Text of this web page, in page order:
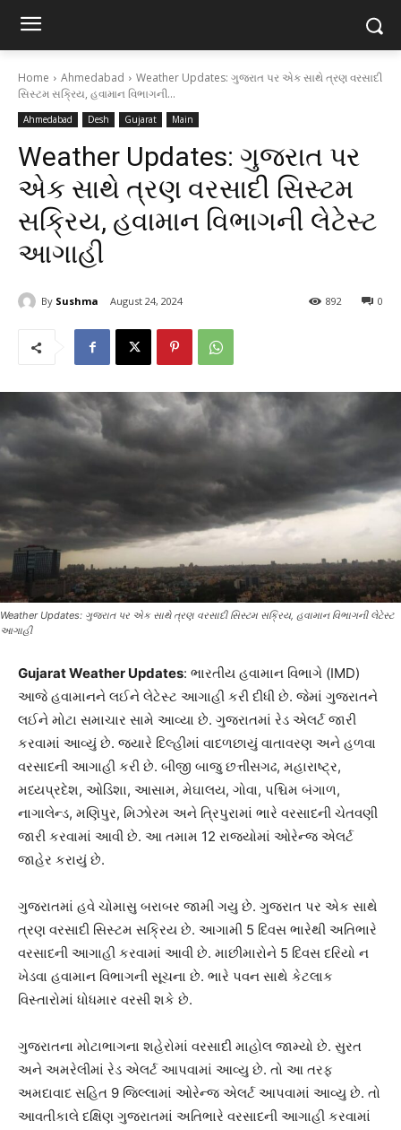
Home Ahmedabad
Weather Updates: ગુજરાત પર એક સાથે ત્રણ વરસાદી
સિસ્ટમ સક્રિય, હવામાન વિભાગની...
Ahmedabad Desh Gujarat Main
Weather Updates: ગુજરાત પર
એક સાથે ત્રણ વરસાદી સિસ્ટમ
સક્રિય, હવામાન વિભાગની લેટેસ્ટ
આગાહી
By Sushma August 24, 2024 0
892
Weather Updates: ગુજરાત પર એક સાથે ત્રણ વરસાદી સિસ્ટમ સક્રિય, હવામાન વિભાગની લેટેસ્ટ
આગાહી
Gujarat Weather Updates: ભારતીય હવામાન વિભાગે (IMD)
આજે હવામાનને લઈને લેટેસ્ટ આગાહી કરી દીધી છે. જેમાં ગુજરાતને
લઈને મોટા સમાચાર સામે આવ્યા છે. ગુજરાતમાં રેડ એલર્ટ જારી
કરવામાં આવ્યું છે. જ્યારે દિલ્હીમાં વાદળછાયું વાતાવરણ અને હળવા
વરસાદની આગાહી કરી છે. બીજી બાજુ છત્તીસગઢ, મહારાષ્ટ્ર,
મધ્યપ્રદેશ, ઓડિશા, આસામ, મેઘાલય, ગોવા, પશ્ચિમ બંગાળ,
નાગાલેન્ડ, મણિપુર, મિઝોરમ અને ત્રિપુરામાં ભારે વરસાદની ચેતવણી
જારી કરવામાં આવી છે. આ તમામ 12 રાજ્યોમાં ઓરેન્જ એલર્ટ
જાહેર કરાયું છે.
ગુજરાતમાં હવે ચોમાસુ બરાબર જામી ગયુ છે. ગુજરાત પર એક સાથે
ત્રણ વરસાદી સિસ્ટમ સક્રિય છે. આગામી 5 દિવસ ભારેથી અતિભારે
વરસાદની આગાહી કરવામાં આવી છે. માછીમારોને 5 દિવસ દરિયો ન
ખેડવા હવામાન વિભાગની સૂચના છે. ભારે પવન સાથે કેટલાક
વિસ્તારોમાં ધોધમાર વરસી શકે છે.
ગુજરાતના મોટાભાગના શહેરોમાં વરસાદી માહોલ જામ્યો છે. સુરત
અને અમરેલીમાં રેડ એલર્ટ આપવામાં આવ્યુ છે. તો આ તરફ
અમદાવાદ સહિત 9 જિલ્લામાં ઓરેન્જ એલર્ટ આપવામાં આવ્યુ છે. તો
આવતીકાલે દક્ષિણ ગુજરાતમાં અતિભારે વરસાદની આગાહી કરવામાં